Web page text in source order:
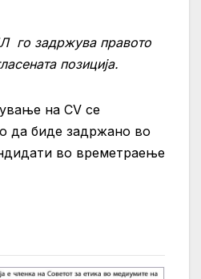
го задржува правото
позиција.
на CV се
да биде задржано во
во времетраење